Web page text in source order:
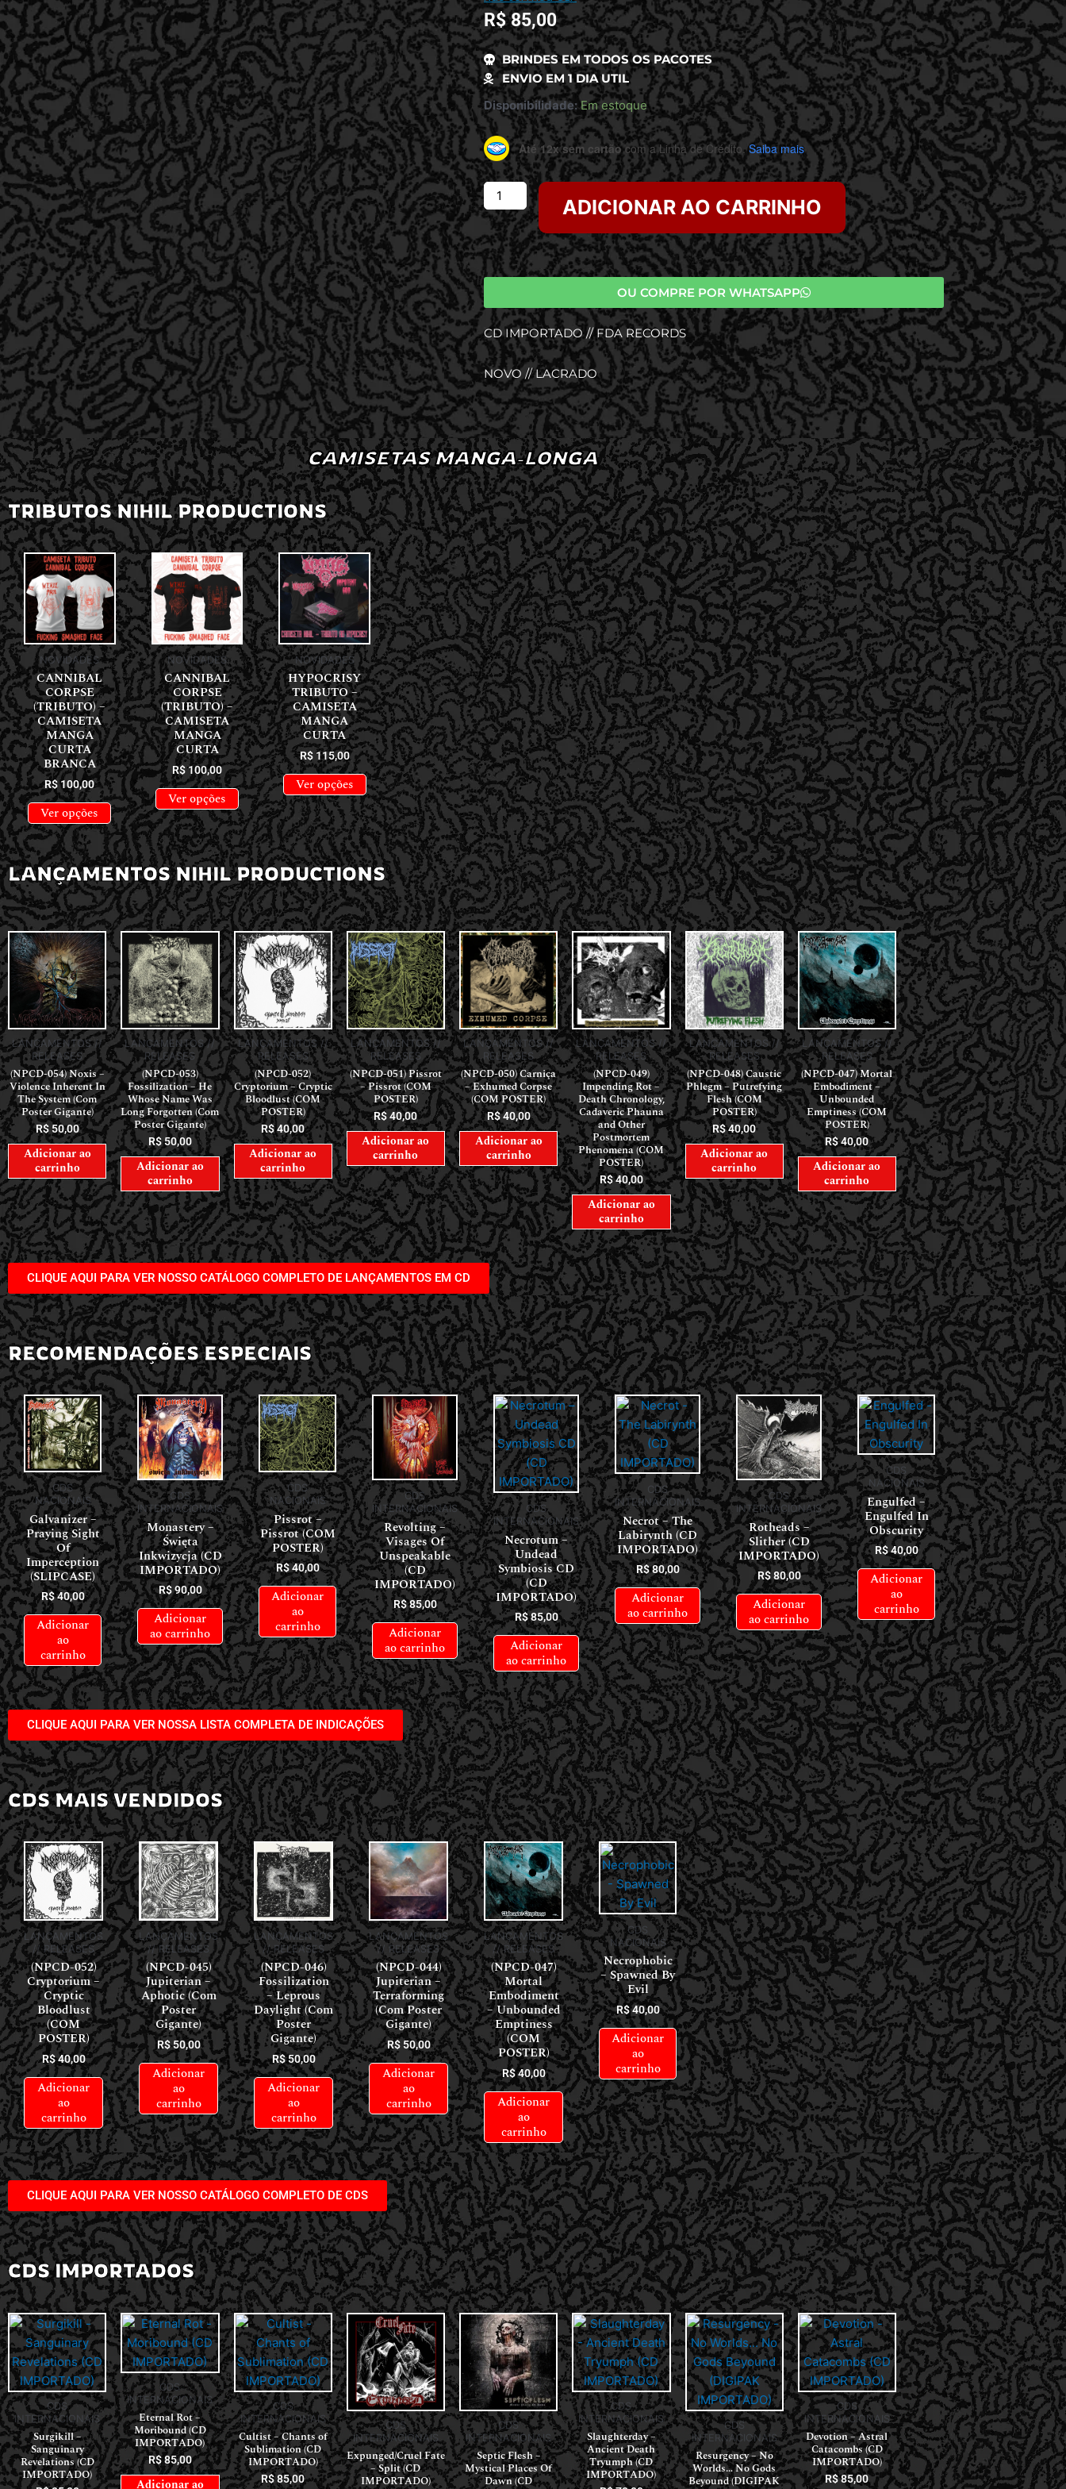
R$85,00
BRINDES EM TODOS OS PACOTES
ENVIO EM 1 DIA UTIL
Disponibilidade: Em estoque
Até 12x sem cartãocom a Linha de Crédito. Saiba mais
ADICIONAR AO CARRINHO
OU COMPRE POR WHATSAPP
CD IMPORTADO // FDA RECORDS
NOVO // LACRADO
CAMISETAS MANGA-LONGA
TRIBUTOS NIHIL PRODUCTIONS
NOVIDADES
CANNIBAL
CORPSE
(TRIBUTO) –
CAMISETA
MANGA
CURTA
BRANCA
R$100,00
Ver opções
NOVIDADES
CANNIBAL
CORPSE
(TRIBUTO) –
CAMISETA
MANGA
CURTA
R$100,00
Ver opções
NOVIDADES
HYPOCRISY
TRIBUTO –
CAMISETA
MANGA
CURTA
R$115,00
Ver opções
LANÇAMENTOS NIHIL PRODUCTIONS
LANÇAMENTOS //
RELEASES
(NPCD-054) Noxis –
Violence Inherent In
The System (Com
Poster Gigante)
R$50,00
Adicionar ao
carrinho
LANÇAMENTOS //
RELEASES
(NPCD-053)
Fossilization – He
Whose Name Was
Long Forgotten (Com
Poster Gigante)
R$50,00
Adicionar ao
carrinho
LANÇAMENTOS //
RELEASES
(NPCD-052)
Cryptorium – Cryptic
Bloodlust (COM
POSTER)
R$40,00
Adicionar ao
carrinho
LANÇAMENTOS //
RELEASES
(NPCD-051) Pissrot
– Pissrot (COM
POSTER)
R$40,00
Adicionar ao
carrinho
LANÇAMENTOS //
RELEASES
(NPCD-050) Carniça
– Exhumed Corpse
(COM POSTER)
R$40,00
Adicionar ao
carrinho
LANÇAMENTOS //
RELEASES
(NPCD-049)
Impending Rot –
Death Chronology,
Cadaveric Phauna
and Other
Postmortem
Phenomena (COM
POSTER)
R$40,00
Adicionar ao
carrinho
LANÇAMENTOS //
RELEASES
(NPCD-048) Caustic
Phlegm – Putrefying
Flesh (COM
POSTER)
R$40,00
Adicionar ao
carrinho
LANÇAMENTOS //
RELEASES
(NPCD-047) Mortal
Embodiment –
Unbounded
Emptiness (COM
POSTER)
R$40,00
Adicionar ao
carrinho
CLIQUE AQUI PARA VER NOSSO CATÁLOGO COMPLETO DE LANÇAMENTOS EM CD
RECOMENDAÇÕES ESPECIAIS
CDS
NACIONAIS
Galvanizer –
Praying Sight
Of
Imperception
(SLIPCASE)
R$40,00
Adicionar
ao
carrinho
CDS
INTERNACIONAIS
Monastery –
Święta
Inkwizycja (CD
IMPORTADO)
R$90,00
Adicionar
ao carrinho
CDS
NACIONAIS
Pissrot –
Pissrot (COM
POSTER)
R$40,00
Adicionar
ao
carrinho
CDS
INTERNACIONAIS
Revolting –
Visages Of
Unspeakable
(CD
IMPORTADO)
R$85,00
Adicionar
ao carrinho
CDS
INTERNACIONAIS
Necrotum –
Undead
Symbiosis CD
(CD
IMPORTADO)
R$85,00
Adicionar
ao carrinho
CDS
INTERNACIONAIS
Necrot – The
Labirynth (CD
IMPORTADO)
R$80,00
Adicionar
ao carrinho
CDS
INTERNACIONAIS
Rotheads –
Slither (CD
IMPORTADO)
R$80,00
Adicionar
ao carrinho
CDS
NACIONAIS
Engulfed –
Engulfed In
Obscurity
R$40,00
Adicionar
ao
carrinho
CLIQUE AQUI PARA VER NOSSA LISTA COMPLETA DE INDICAÇÕES
CDS MAIS VENDIDOS
LANÇAMENTOS
// RELEASES
(NPCD-052)
Cryptorium –
Cryptic
Bloodlust
(COM
POSTER)
R$40,00
Adicionar
ao
carrinho
LANÇAMENTOS
// RELEASES
(NPCD-045)
Jupiterian –
Aphotic (Com
Poster
Gigante)
R$50,00
Adicionar
ao
carrinho
LANÇAMENTOS
// RELEASES
(NPCD-046)
Fossilization
– Leprous
Daylight (Com
Poster
Gigante)
R$50,00
Adicionar
ao
carrinho
LANÇAMENTOS
// RELEASES
(NPCD-044)
Jupiterian –
Terraforming
(Com Poster
Gigante)
R$50,00
Adicionar
ao
carrinho
LANÇAMENTOS
// RELEASES
(NPCD-047)
Mortal
Embodiment
– Unbounded
Emptiness
(COM
POSTER)
R$40,00
Adicionar
ao
carrinho
CDS
NACIONAIS
Necrophobic
– Spawned By
Evil
R$40,00
Adicionar
ao
carrinho
CLIQUE AQUI PARA VER NOSSO CATÁLOGO COMPLETO DE CDS
CDS IMPORTADOS
CDS
INTERNACIONAIS
Surgikill –
Sanguinary
Revelations (CD
IMPORTADO)
CDS
INTERNACIONAIS
Eternal Rot –
Moribound (CD
IMPORTADO)
R$85,00
Adicionar ao
CDS
INTERNACIONAIS
Cultist – Chants of
Sublimation (CD
IMPORTADO)
R$85,00
CDS
INTERNACIONAIS
Expunged/Cruel Fate
– Split (CD
IMPORTADO)
CDS
INTERNACIONAIS
Septic Flesh –
Mystical Places Of
Dawn (CD
CDS
INTERNACIONAIS
Slaughterday –
Ancient Death
Tryumph (CD
IMPORTADO)
CDS
INTERNACIONAIS
Resurgency – No
Worlds… No Gods
Beyound (DIGIPAK
CDS
INTERNACIONAIS
Devotion – Astral
Catacombs (CD
IMPORTADO)
R$85,00